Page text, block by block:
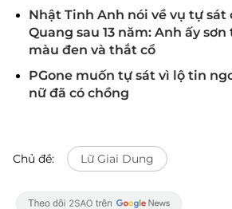
Nhật Tinh Anh nói về vụ tự sát
Quang sau 13 năm: Anh ấy
màu đen và thắt cổ
PGone muốn tự sát vì lộ tin
nữ đã có chồng
Chủ đề: Lữ Giai Dung